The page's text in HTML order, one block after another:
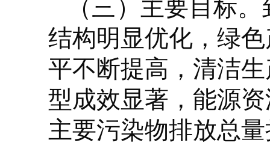
（三）主要目标。
结构明显优化，绿
平不断提高，清洁
型成效显著，能源
主要污染物排放总